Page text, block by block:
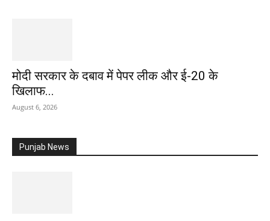
मोदी सरकार के दबाव में पेपर लीक और ई-20 के
खिलाफ...
August 6, 2026
Punjab News